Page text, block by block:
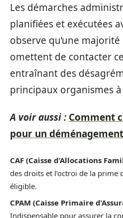
Les démarches
planifiées et exécutées
observe qu’une
omettent de contacter
entraînant des
principaux organismes
A voir aussi : Comment
pour un
CAF (Caisse d’Allocations
des droits et l’octroi de la prime
éligible.
CPAM (Caisse Primaire
Indispensable pour assurer la